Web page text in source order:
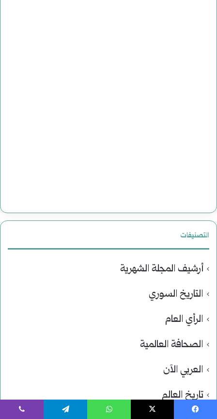
التصنيفات
أرشيف المجلة الشهرية
التاريخ السوري
الرأي العام
الصحافة العالمية
العربي الآن
تاريخ العالم